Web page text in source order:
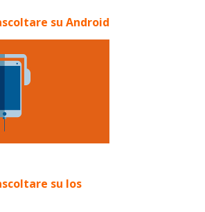
su Android
su Ios